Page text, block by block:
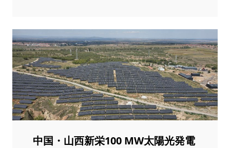
中国・山西新栄100 MW太陽光発電